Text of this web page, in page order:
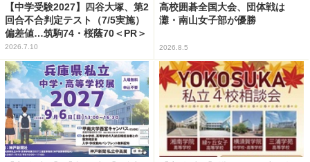
【中学受験2027】四谷大塚、第2
回合不合判定テスト（7/5実施）
偏差値…筑駒74・桜蔭70＜PR＞
2026.7.10
高校囲碁全国大会、団体戦は
灘・南山女子部が優勝
2026.8.5